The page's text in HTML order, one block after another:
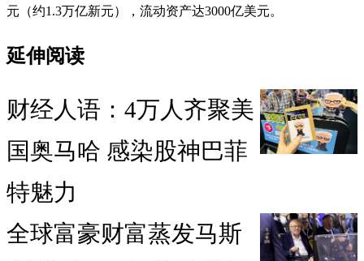
元（约1.3万亿新元），流动资产达3000亿美元。
延伸阅读
财经人语：4万人齐聚美
国奥马哈 感染股神巴菲
特魅力
全球富豪财富蒸发马斯